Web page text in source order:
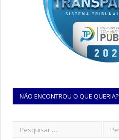
NÃO ENCONTROU O QUE QUERIA?